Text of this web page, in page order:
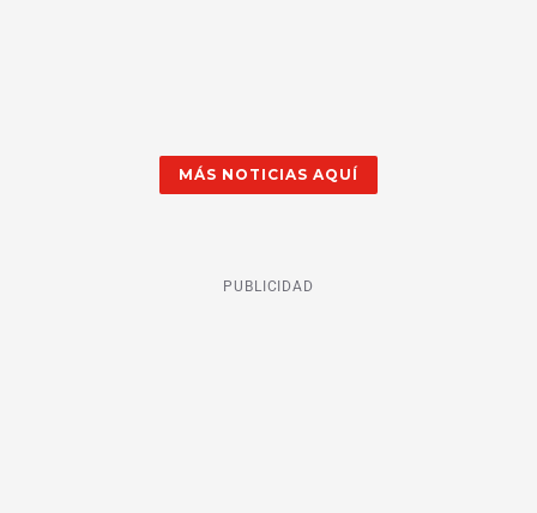
MÁS NOTICIAS AQUÍ
PUBLICIDAD